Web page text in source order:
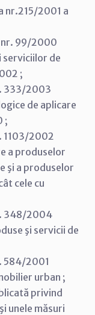
nr.215/2001 a
nr. 99/2000
serviciilor de
;
333/2003
de aplicare
;
1103/2002
a produselor
şi a produselor
cele cu
348/2004
şi servicii de
584/2001
urban ;
privind
unele măsuri